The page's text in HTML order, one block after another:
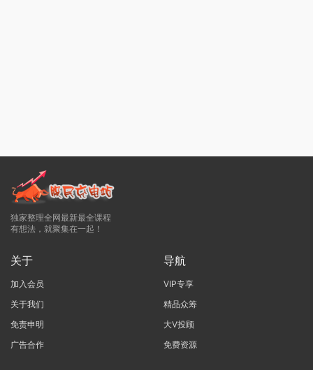
独家整理全网最新最全课程
有想法，就聚集在一起！
关于
加入会员
关于我们
免责申明
广告合作
导航
VIP专享
精品众筹
大V投顾
免费资源